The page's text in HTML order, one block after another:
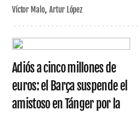
Víctor Malo Artur López
Adiós a cinco millones de
euros: el Barça suspende el
amistoso en Tánger por la